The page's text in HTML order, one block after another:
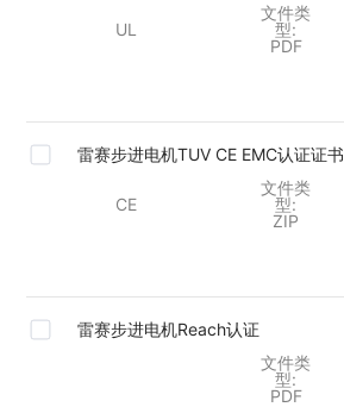
UL
文件类
型:
PDF
雷赛步进电机TUV CE EMC认证证书
CE
文件类
型:
ZIP
雷赛步进电机Reach认证
文件类
型:
PDF